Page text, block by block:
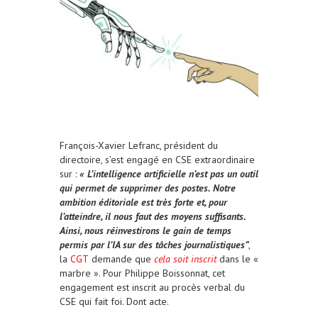
François-Xavier Lefranc, président du
directoire, s’est engagé en CSE extraordinaire
sur : « L’intelligence artificielle n’est pas un outil
qui permet de supprimer des postes. Notre
ambition éditoriale est très forte et, pour
l’atteindre, il nous faut des moyens suffisants.
Ainsi, nous réinvestirons le gain de temps
permis par l’IA sur des tâches journalistiques”,
la CGT demande que cela soit inscritdans le «
marbre ». Pour Philippe Boissonnat, cet
engagement est inscrit au procès verbal du
CSE qui fait foi. Dont acte.